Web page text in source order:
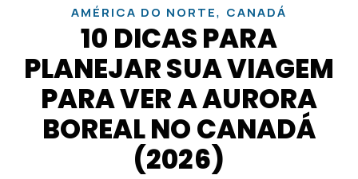
AMÉRICA DO NORTE, CANADÁ
10 DICAS PARA
PLANEJAR SUA VIAGEM
PARA VER A AURORA
BOREAL NO CANADÁ
(2026)